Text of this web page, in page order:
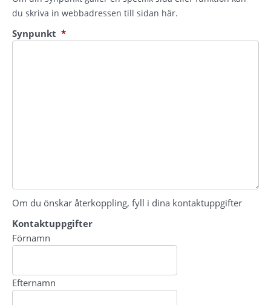
du skriva in webbadressen till sidan här.
Synpunkt *(obligatorisk)
Om du önskar återkoppling, fyll i dina kontaktuppgifter
Kontaktuppgifter
Kontaktuppgifter
Förnamn
Efternamn